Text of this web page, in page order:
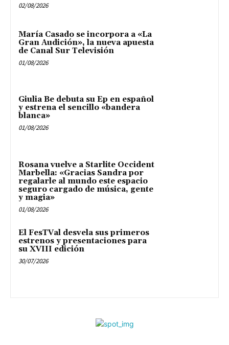
02/08/2026
María Casado se incorpora a «La
Gran Audición», la nueva apuesta
de Canal Sur Televisión
01/08/2026
Giulia Be debuta su Ep en español
y estrena el sencillo «bandera
blanca»
01/08/2026
Rosana vuelve a Starlite Occident
Marbella: «Gracias Sandra por
regalarle al mundo este espacio
seguro cargado de música, gente
y magia»
01/08/2026
El FesTVal desvela sus primeros
estrenos y presentaciones para
su XVIII edición
30/07/2026